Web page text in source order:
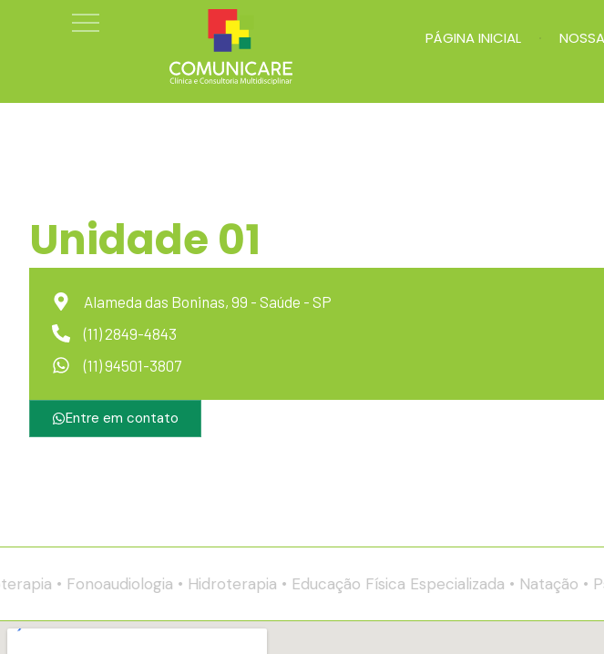
PÁGINA INICIAL
Unidade 01
Alameda das Boninas, 99 - Saúde - SP
(11) 2849-4843
(11) 94501-3807
Entre em contato
• Fonoaudiologia • Hidroterapia • Educação Física Especializada • Natação